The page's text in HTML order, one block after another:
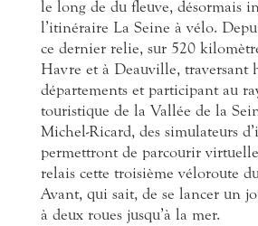
le long de du fleuve, désormais
l’itinéraire La Seine à vélo.
ce dernier relie, sur 520
Havre et à Deauville, traversant
départements et participant au
touristique de la Vallée de la
Michel-Ricard, des simulateurs
permettront de parcourir
relais cette troisième véloroute
Avant, qui sait, de se lancer un
à deux roues jusqu’à la mer.